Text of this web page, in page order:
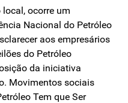
ocorre um
Nacional do Petróleo
aos empresários
do Petróleo
da iniciativa
Movimentos sociais
Tem que Ser